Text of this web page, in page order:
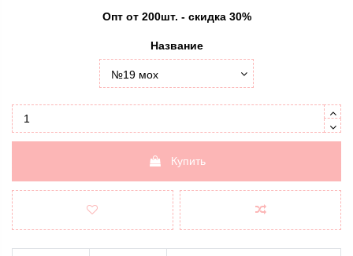
Опт от 200шт. - скидка 30%
Название
Купить